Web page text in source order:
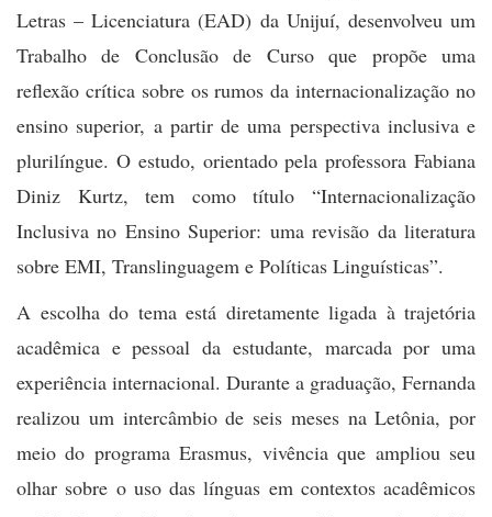
Letras – Licenciatura (EAD) da Unijuí, desenvolveu um
Trabalho de Conclusão de Curso que propõe uma
reflexão crítica sobre os rumos da internacionalização no
ensino superior, a partir de uma perspectiva inclusiva e
plurilíngue. O estudo, orientado pela professora Fabiana
Diniz Kurtz, tem como título “Internacionalização
Inclusiva no Ensino Superior: uma revisão da literatura
sobre EMI, Translinguagem e Políticas Linguísticas”.
A escolha do tema está diretamente ligada à trajetória
acadêmica e pessoal da estudante, marcada por uma
experiência internacional. Durante a graduação, Fernanda
realizou um intercâmbio de seis meses na Letônia, por
meio do programa Erasmus, vivência que ampliou seu
olhar sobre o uso das línguas em contextos acadêmicos